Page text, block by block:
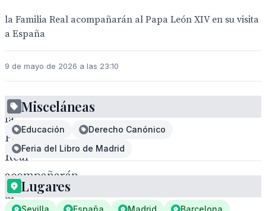
la Familia Real acompañarán al Papa León XIV en su visita
a España
9 de mayo de 2026 a las 23:10
la
Familia
Real
acompañarán
al
Misceláneas
Educación
Derecho Canónico
Feria del Libro de Madrid
Lugares
Sevilla España Madrid
Barcelona